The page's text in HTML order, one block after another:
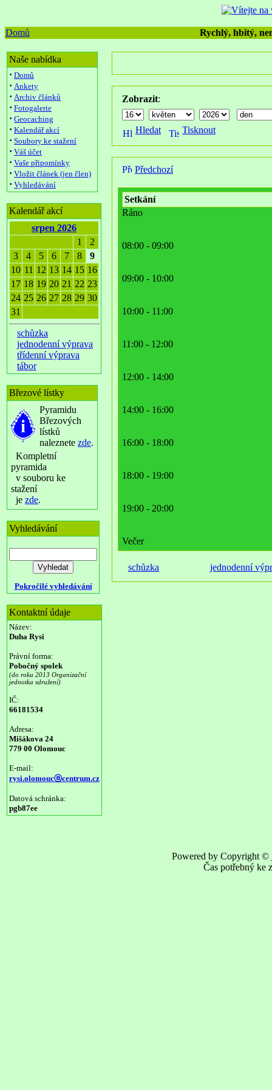
Domů Rychlý, hbitý,
Naše nabídka
· Domů
· Ankety
· Archiv článků
· Fotogalerie
· Geocaching
· Kalendář akcí
· Soubory ke stažení
· Váš účet
· Vaše připomínky
· Vložit článek (jen člen)
· Vyhledávání
Kalendář akcí
srpen 2026
1
2
3
4 5 6 7 8
9
10 11 12 13 14 15 16
17 18 19 20 21 22 23
24 25 26 27 28 29 30
31
schůzka
jednodenní výprava
třídenní výprava
tábor
Březové lístky
Pyramidu
Březových
lístků
naleznete zde.
Kompletní
pyramida
v souboru ke
stažení
je zde.
Vyhledávání
Pokročilé vyhledávání
Kontaktní údaje
Název:
Duha Rysi
Právní forma:
Pobočný spolek
(do roku 2013 Organizační
jednotka sdružení)
IČ:
66181534
Adresa:
Mišákova 24
779 00 Olomouc
E-mail:
rysi.olomoucⓐcentrum.cz
Datová schránka:
pgb87ee
Zobrazit:
Hledat Tisknout
Předchozí
Setkání
Ráno
08:00 - 09:00
09:00 - 10:00
10:00 - 11:00
11:00 - 12:00
12:00 - 14:00
14:00 - 16:00
16:00 - 18:00
18:00 - 19:00
19:00 - 20:00
Večer
schůzka jednodenní
Powered by Copyright ©
Čas potřebný ke